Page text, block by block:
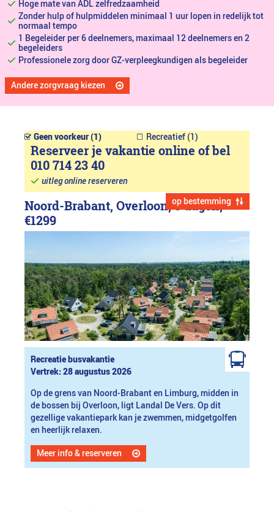
Hoge mate van ADL zelfredzaamheid
Zonder hulp of hulpmiddelen minimaal 1 uur lopen in redelijk tot
normaal tempo
1 Begeleider per 6 deelnemers, maximaal 12 deelnemers en 2
begeleiders
Professionele zorg door GZ-verpleegkundigen als begeleider
Andere zorgvraag kiezen
Geen voorkeur (1) Recreatief (1)
Reserveer je vakantie online of bel
010 714 23 40
uitleg online reserveren
op bestemming
Noord-Brabant, Overloon, 8 dagen,
€1299
Recreatie busvakantie
Vertrek: 28 augustus 2026
Op de grens van Noord-Brabant en Limburg, midden in
de bossen bij Overloon, ligt Landal De Vers. Op dit
gezellige vakantiepark kan je zwemmen, midgetgolfen
en heerlijk relaxen.
Meer info & reserveren